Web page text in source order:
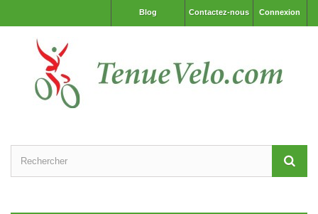
Connexion
Contactez-nous
Blog